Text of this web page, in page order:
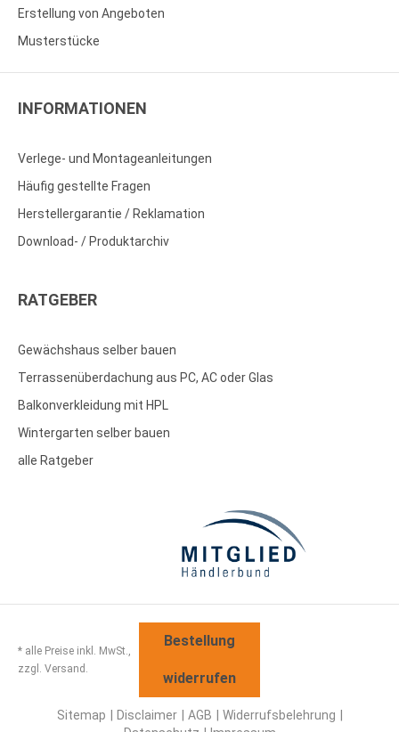
Erstellung von Angeboten
Musterstücke
INFORMATIONEN
Verlege- und Montageanleitungen
Häufig gestellte Fragen
Herstellergarantie / Reklamation
Download- / Produktarchiv
RATGEBER
Gewächshaus selber bauen
Terrassenüberdachung aus PC, AC oder Glas
Balkonverkleidung mit HPL
Wintergarten selber bauen
alle Ratgeber
* alle Preise inkl. MwSt.,
zzgl. Versand.
Bestellung
widerrufen
Sitemap Disclaimer AGB
Widerrufsbelehrung